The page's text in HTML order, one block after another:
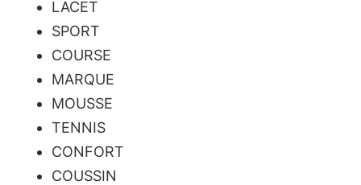
LACET
SPORT
COURSE
MARQUE
MOUSSE
TENNIS
CONFORT
COUSSIN